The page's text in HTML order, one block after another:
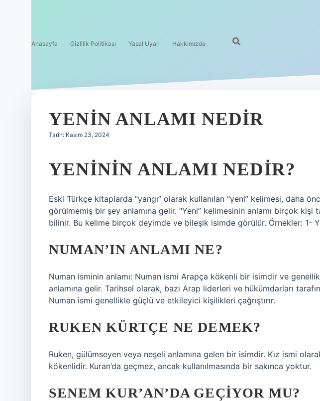
Anasayfa Gizlilik Politikası Yasal Uyarı Hakkımızda
YENIN ANLAMI NEDIR
Tarih: Kasım 23, 2024
YENININ ANLAMI NEDIR?
Eski Türkçe kitaplarda “yangı” olarak kullanılan “yeni” kelimesi, daha
görülmemiş bir şey anlamına gelir. “Yeni” kelimesinin anlamı birçok kişi
bilinir. Bu kelime birçok deyimde ve bileşik isimde görülür. Örnekler: 1-
NUMAN’IN ANLAMI NE?
Numan isminin anlamı: Numan ismi Arapça kökenli bir isimdir ve
anlamına gelir. Tarihsel olarak, bazı Arap liderleri ve hükümdarları
Numan ismi genellikle güçlü ve etkileyici kişilikleri çağrıştırır.
RUKEN KÜRTÇE NE DEMEK?
Ruken, gülümseyen veya neşeli anlamına gelen bir isimdir. Kız ismi
kökenlidir. Kuran’da geçmez, ancak kullanılmasında bir sakınca yoktur.
SENEM KUR’AN’DA GEÇIYOR MU?